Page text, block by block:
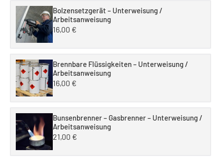
Bolzensetzgerät – Unterweisung /
Arbeitsanweisung
16,00 €
Brennbare Flüssigkeiten – Unterweisung /
Arbeitsanweisung
16,00 €
Bunsenbrenner – Gasbrenner – Unterweisung /
Arbeitsanweisung
21,00 €